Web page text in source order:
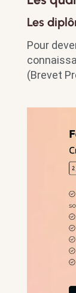
Les
Pour
(Brevet